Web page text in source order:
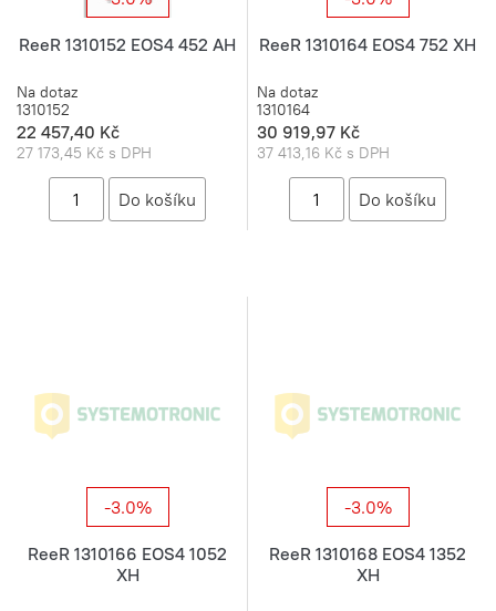
ReeR 1310152 EOS4 452 AH
Na dotaz
1310152
22 457,40 Kč
27 173,45 Kč s DPH
ReeR 1310164 EOS4 752 XH
Na dotaz
1310164
30 919,97 Kč
37 413,16 Kč s DPH
-3.0%
ReeR 1310166 EOS4 1052
XH
-3.0%
ReeR 1310168 EOS4 1352
XH